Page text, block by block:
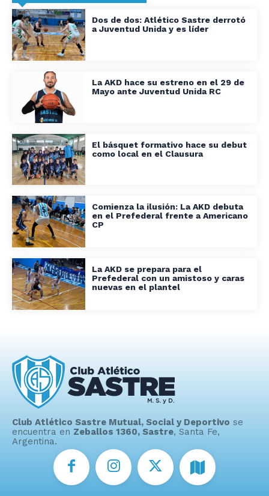
Dos de dos: Atlético Sastre derrotó
a Juventud Unida y es líder
La AKD hace su estreno en el 29 de
Mayo ante Juventud Unida RC
El básquet formativo hace su debut
como local en el Clausura
Comienza la ilusión: La AKD debuta
en el Prefederal frente a Americano
CP
La AKD se prepara para el
Prefederal con un amistoso y caras
nuevas en el plantel
Club Atlético Sastre Mutual, Social y Deportivo se
encuentra en Zeballos 1360, Sastre, Santa Fe,
Argentina.